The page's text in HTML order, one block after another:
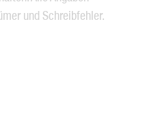
und Schreibfehler.